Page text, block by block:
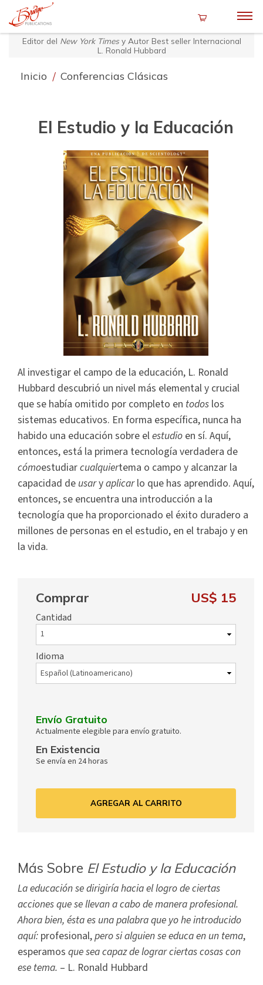
Editor del New York Timesy Autor Best seller Internacional
L. Ronald Hubbard
Inicio / Conferencias Clásicas
El Estudio y la Educación
Al investigar el campo de la educación, L. Ronald
Hubbard descubrió un nivel más elemental y crucial
que se había omitido por completo en todos los
sistemas educativos. En forma específica, nunca ha
habido una educación sobre elestudio en sí. Aquí,
entonces, está la primera tecnología verdadera de
cómoestudiarcualquiertema o campo y alcanzar la
capacidad de usaryaplicarlo que has aprendido. Aquí,
entonces, se encuentra una introducción a la
tecnología que ha proporcionado el éxito duradero a
millones de personas en el estudio, en el trabajo y en
la vida.
Comprar US$ 15
Cantidad
Idioma
Envío Gratuito
Actualmente elegible para envío gratuito.
En Existencia
Se envía en 24 horas
AGREGAR AL CARRITO
Más Sobre El Estudio y la Educación
La educación se dirigiría hacia el logro de ciertas
acciones que se llevan a cabo de manera profesional.
Ahora bien, ésta es una palabra que yo he introducido
aquí: profesional,pero si alguien se educa en un tema,
esperamos que sea capaz de lograr ciertas cosas con
ese tema. – L. Ronald Hubbard